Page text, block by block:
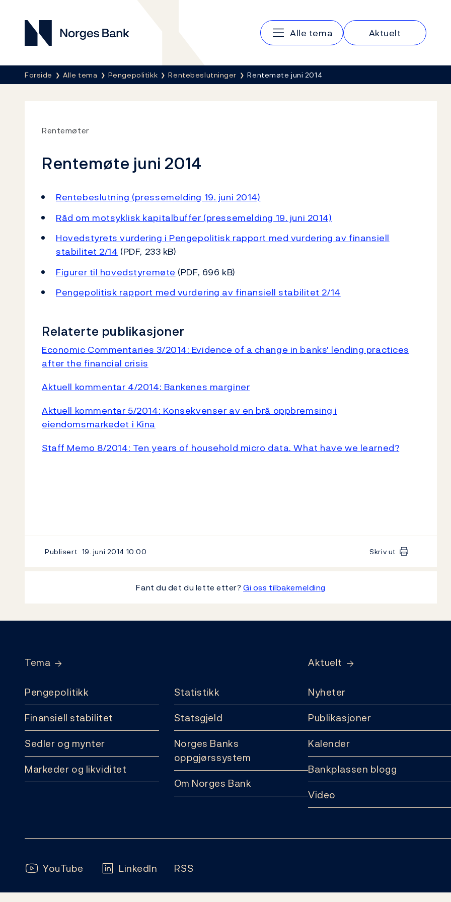
Norges Bank
Hovedmeny
Alle tema Aktuelt
Her er du nå:
Forside Alle tema Pengepolitikk Rentebeslutninger Rentemøte juni 2014
Rentemøter
Rentemøte juni 2014
Rentebeslutning (pressemelding 19. juni 2014)
Råd om motsyklisk kapitalbuffer (pressemelding 19. juni 2014)
Hovedstyrets vurdering i Pengepolitisk rapport med vurdering av finansiell
stabilitet 2/14 (PDF, 233 kB)
Figurer til hovedstyremøte (PDF, 696 kB)
Pengepolitisk rapport med vurdering av finansiell stabilitet 2/14
Relaterte publikasjoner
Economic Commentaries 3/2014: Evidence of a change in banks' lending practices
after the financial crisis
Aktuell kommentar 4/2014: Bankenes marginer
Aktuell kommentar 5/2014: Konsekvenser av en brå oppbremsing i
eiendomsmarkedet i Kina
Staff Memo 8/2014: Ten years of household micro data. What have we learned?
Publisert 19. juni 2014 10:00 Skriv ut
Fant du det du lette etter?Gi oss tilbakemelding
Tema
Pengepolitikk
Finansiell stabilitet
Sedler og mynter
Markeder og likviditet
Statistikk
Statsgjeld
Norges Banks
oppgjørssystem
Om Norges Bank
Aktuelt
Nyheter
Publikasjoner
Kalender
Bankplassen blogg
Video
Følg oss:
YouTube LinkedIn RSS